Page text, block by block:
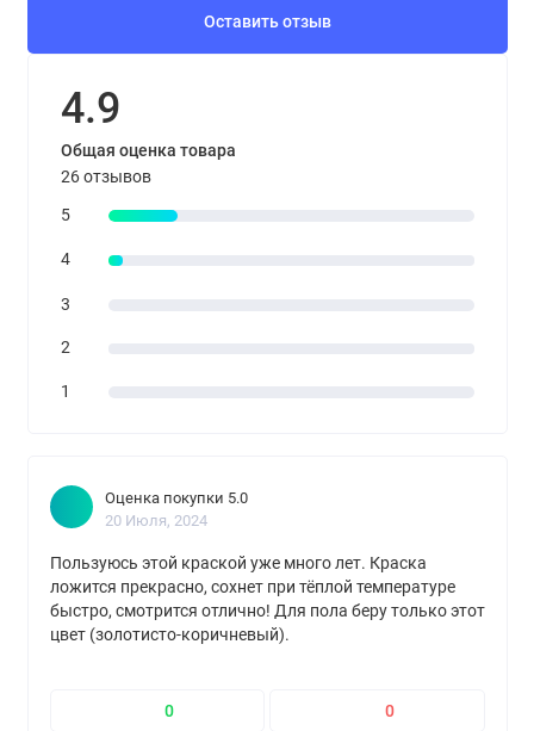
Оставить отзыв
4.9
Общая оценка товара
26 отзывов
5
4
3
2
1
Оценка покупки 5.0
20 Июля, 2024
Пользуюсь этой краской уже много лет. Краска
ложится прекрасно, сохнет при тёплой температуре
быстро, смотрится отлично! Для пола беру только этот
цвет (золотисто-коричневый).
0 0